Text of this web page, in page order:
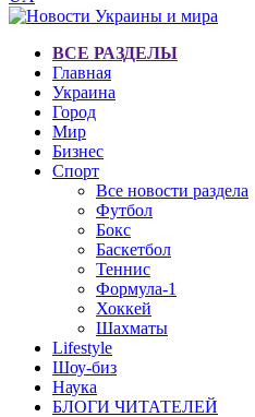
ВСЕ РАЗДЕЛЫ
Главная
Украина
Город
Мир
Бизнес
Спорт
Все новости раздела
Футбол
Бокс
Баскетбол
Теннис
Формула-1
Хоккей
Шахматы
Lifestyle
Шоу-биз
Наука
БЛОГИ ЧИТАТЕЛЕЙ